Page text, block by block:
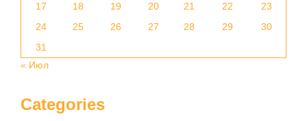
17
18 19 20 21 22
23
24
25 26 27 28 29
30
31
« Июл
Categories